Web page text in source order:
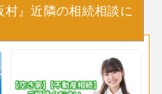
』近隣の相続相談に